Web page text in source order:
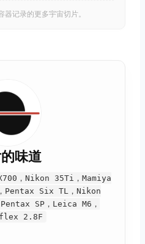
记录的更多宇宙切片。
味道
，Nikon 35Ti，Mamiya
Pentax Six TL，Nikon
SP，Leica M6，
2.8F